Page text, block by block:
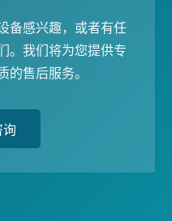
备感兴趣，或者有任
。我们将为您提供专
的售后服务。
询